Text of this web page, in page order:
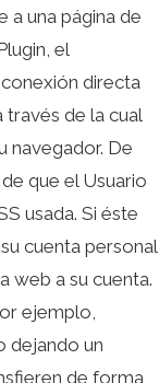
a una página de
el
directa
través de la cual
navegador. De
que el Usuario
usada. Si éste
cuenta personal
web a su cuenta.
ejemplo,
dejando un
de forma